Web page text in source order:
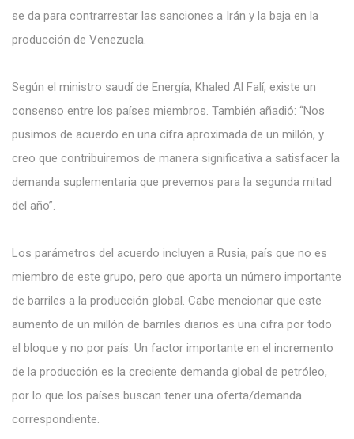
se da para contrarrestar las sanciones a Irán y la baja en la
producción de Venezuela.
Según el ministro saudí de Energía, Khaled Al Falí, existe un
consenso entre los países miembros. También añadió: “Nos
pusimos de acuerdo en una cifra aproximada de un millón, y
creo que contribuiremos de manera significativa a satisfacer la
demanda suplementaria que prevemos para la segunda mitad
del año”.
Los parámetros del acuerdo incluyen a Rusia, país que no es
miembro de este grupo, pero que aporta un número importante
de barriles a la producción global. Cabe mencionar que este
aumento de un millón de barriles diarios es una cifra por todo
el bloque y no por país. Un factor importante en el incremento
de la producción es la creciente demanda global de petróleo,
por lo que los países buscan tener una oferta/demanda
correspondiente.